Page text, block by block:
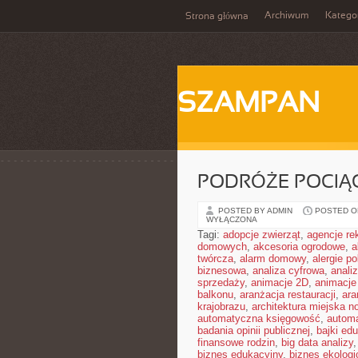
Strona główna Archiwum
SZAMPAN
PODRÓŻE
POSTED BY ADMIN POSTED
WYŁĄCZONA
Tagi: adopcje zwierząt, agencje
domowych, akcesoria ogrodowe,
twórcza, alarm domowy, alergie
biznesowa, analiza cyfrowa,
sprzedaży, animacje 2D,
balkonu, aranżacja restauracji,
krajobrazu, architektura miejska
automatyczna księgowość,
badania opinii publicznej, bajki
finansowe rodzin, big data analizy,
biznes edukacyjny, biznes